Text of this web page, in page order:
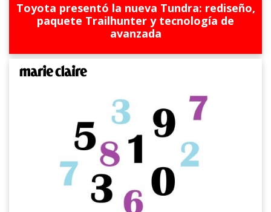
Toyota presentó la nueva Tundra: rediseño,
paquete Trailhunter y tecnología de
avanzada